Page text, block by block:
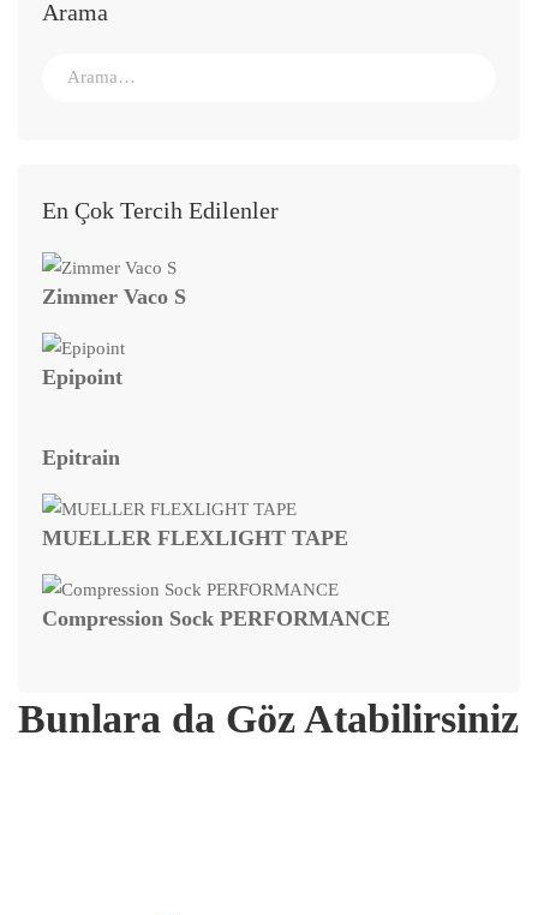
Arama
En Çok Tercih Edilenler
Zimmer Vaco S
Epipoint
Epitrain
MUELLER FLEXLIGHT TAPE
Compression Sock PERFORMANCE
Bunlara da Göz Atabilirsiniz